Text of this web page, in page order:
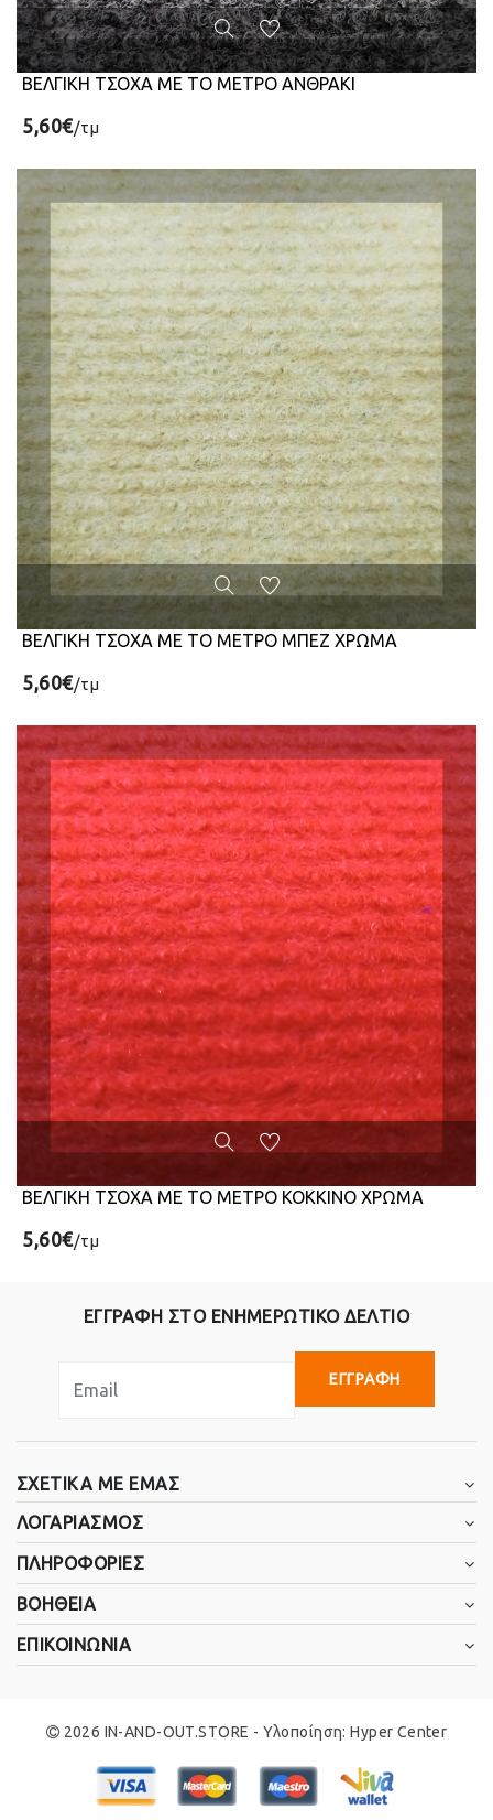
ΒΕΛΓΙΚΗ ΤΣΟΧΑ ΜΕ ΤΟ ΜΕΤΡΟ ΑΝΘΡΑΚΙ
5,60€/τμ
ΒΕΛΓΙΚΗ ΤΣΟΧΑ ΜΕ ΤΟ ΜΕΤΡΟ ΜΠΕΖ ΧΡΩΜΑ
5,60€/τμ
ΒΕΛΓΙΚΗ ΤΣΟΧΑ ΜΕ ΤΟ ΜΕΤΡΟ ΚΟΚΚΙΝΟ ΧΡΩΜΑ
5,60€/τμ
ΕΓΓΡΑΦΗ ΣΤΟ ΕΝΗΜΕΡΩΤΙΚΟ ΔΕΛΤΙΟ
ΕΓΓΡΑΦΗ
ΣΧΕΤΙΚΑ ΜΕ ΕΜΑΣ
ΛΟΓΑΡΙΑΣΜΟΣ
ΠΛΗΡΟΦΟΡΙΕΣ
ΒΟΗΘΕΙΑ
ΕΠΙΚΟΙΝΩΝΙΑ
2026 IN-AND-OUT.STORE - Υλοποίηση:Hyper Center